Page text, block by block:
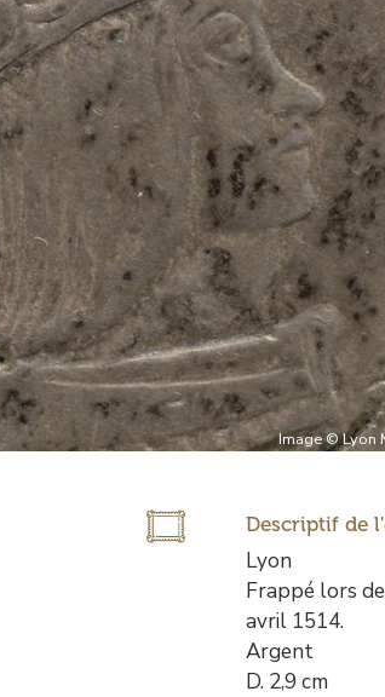
Image © Lyon
Descriptif de
Description
de
l’œuvre
Lyon
Frappé lors
avril 1514.
Argent
D. 2,9 cm